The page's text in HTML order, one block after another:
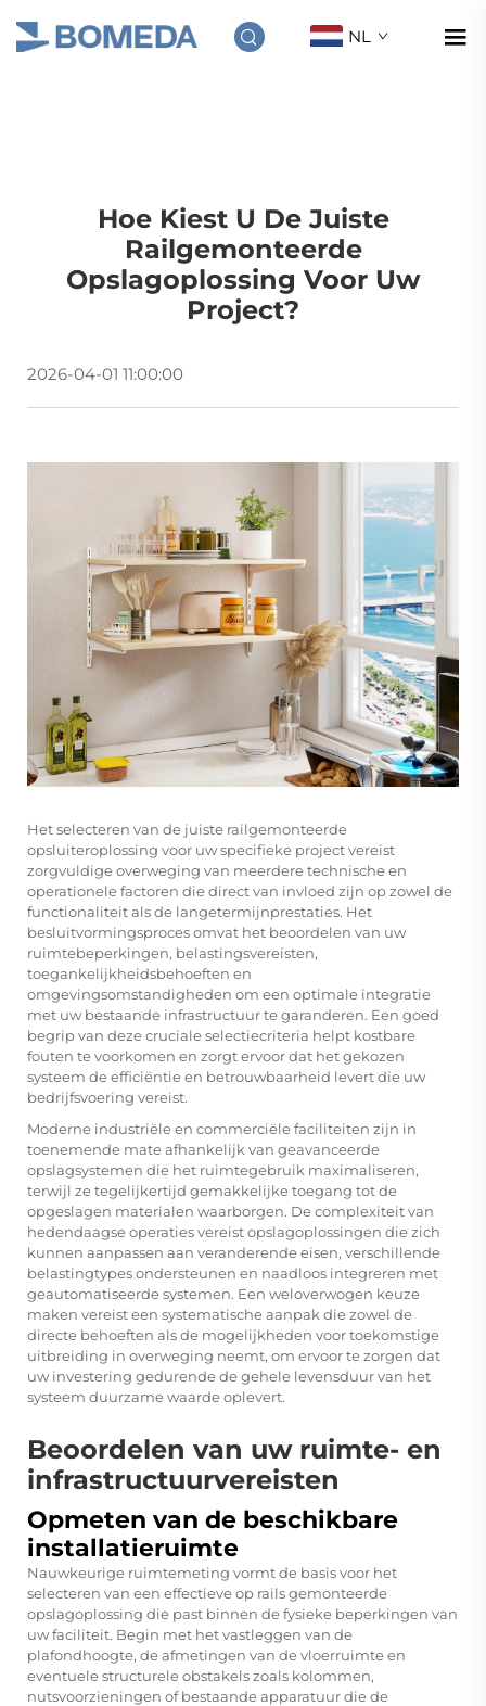
NL
Hoe Kiest U De Juiste
Railgemonteerde
Opslagoplossing Voor Uw
Project?
2026-04-01 11:00:00
Het selecteren van de juiste railgemonteerde
opsluiteroplossing voor uw specifieke project vereist
zorgvuldige overweging van meerdere technische en
operationele factoren die direct van invloed zijn op zowel de
functionaliteit als de langetermijnprestaties. Het
besluitvormingsproces omvat het beoordelen van uw
ruimtebeperkingen, belastingsvereisten,
toegankelijkheidsbehoeften en
omgevingsomstandigheden om een optimale integratie
met uw bestaande infrastructuur te garanderen. Een goed
begrip van deze cruciale selectiecriteria helpt kostbare
fouten te voorkomen en zorgt ervoor dat het gekozen
systeem de efficiëntie en betrouwbaarheid levert die uw
bedrijfsvoering vereist.
Moderne industriële en commerciële faciliteiten zijn in
toenemende mate afhankelijk van geavanceerde
opslagsystemen die het ruimtegebruik maximaliseren,
terwijl ze tegelijkertijd gemakkelijke toegang tot de
opgeslagen materialen waarborgen. De complexiteit van
hedendaagse operaties vereist opslagoplossingen die zich
kunnen aanpassen aan veranderende eisen, verschillende
belastingtypes ondersteunen en naadloos integreren met
geautomatiseerde systemen. Een weloverwogen keuze
maken vereist een systematische aanpak die zowel de
directe behoeften als de mogelijkheden voor toekomstige
uitbreiding in overweging neemt, om ervoor te zorgen dat
uw investering gedurende de gehele levensduur van het
systeem duurzame waarde oplevert.
Beoordelen van uw ruimte- en
infrastructuurvereisten
Opmeten van de beschikbare
installatieruimte
Nauwkeurige ruimtemeting vormt de basis voor het
selecteren van een effectieve op rails gemonteerde
opslagoplossing die past binnen de fysieke beperkingen van
uw faciliteit. Begin met het vastleggen van de
plafondhoogte, de afmetingen van de vloerruimte en
eventuele structurele obstakels zoals kolommen,
nutsvoorzieningen of bestaande apparatuur die de